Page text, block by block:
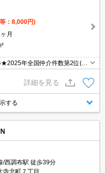
：8,000円)
月
年全国仲介件数第2位(全
詳細を見る
する
/西調布駅 徒歩39分
寺北町７丁目